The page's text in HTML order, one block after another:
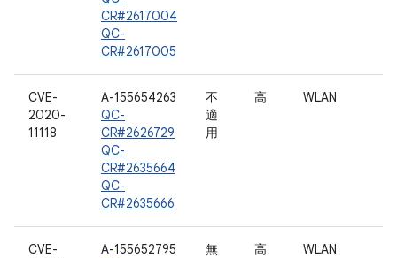
CR#2617004
QC-
CR#2617005
CVE-
2020-
11118
A-155654263
QC-
CR#2626729
QC-
CR#2635664
QC-
CR#2635666
不
適
用
高 WLAN
CVE-
A-155652795
無 高 WLAN